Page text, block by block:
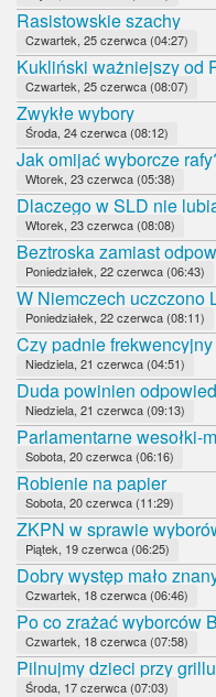
Rasistowskie szachy
Czwartek, 25 czerwca (04:27)
Kukliński ważniejszy od
Czwartek, 25 czerwca (08:07)
Zwykłe wybory
Środa, 24 czerwca (08:12)
Jak omijać wyborcze
Wtorek, 23 czerwca (05:38)
Dlaczego w SLD nie
Wtorek, 23 czerwca (08:08)
Beztroska zamiast
Poniedziałek, 22 czerwca (06:43)
W Niemczech uczczono
Poniedziałek, 22 czerwca (08:11)
Czy padnie
Niedziela, 21 czerwca (04:51)
Duda powinien
Niedziela, 21 czerwca (09:13)
Parlamentarne wesołki-
Sobota, 20 czerwca (06:16)
Robienie na papier
Sobota, 20 czerwca (11:29)
ZKPN w sprawie
Piątek, 19 czerwca (06:25)
Dobry występ mało
Czwartek, 18 czerwca (06:46)
Po co zrażać wyborców
Czwartek, 18 czerwca (07:58)
Pilnujmy dzieci przy grillu
Środa, 17 czerwca (07:03)